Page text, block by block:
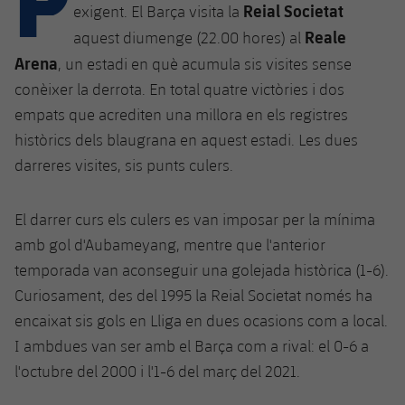
plusicon
més
Instal·lacions
Spotify Camp Nou
Estadi Johan Cruyff
Barça Cafe
Ciutat Esportiva
plusicon
més
Serveis
plusicon
més
SUB13
SUB12
SUB11 A
SUB11 B
SUB10 A
SUB10 B
SUB9 A
SUB9 B
SUB13 B
SUB12 C
SUB11 C
Entrades
Gameday Shows
Resultats
Jugadors
Fotos
Història
Palmarès
Base
Junior
Cadet A
Infantil B
Mini
Campus Estiu
PLUSICON
MÉS
plusicon
més
Actualitat
Entrades
Resultats
Classificació
Jugadors
Barça Atlètic
plusicon
més
Calendari
Resultats
Jugadors
plusicon
Actualitat
Juvenil
Cadet A
PLUSICON
MÉS
Primer equip
Actualitat
Barça Atlètic
exigent. El Barça visita la Reial Societat
aquest diumenge (22.00 hores) al Reale
Arena, un estadi en què acumula sis visites sense
conèixer la derrota. En total quatre victòries i dos
empats que acrediten una millora en els registres
històrics dels blaugrana en aquest estadi. Les dues
darreres visites, sis punts culers.
El darrer curs els culers es van imposar per la mínima
amb gol d'Aubameyang, mentre que l'anterior
temporada van aconseguir una golejada històrica (1-6).
Curiosament, des del 1995 la Reial Societat només ha
encaixat sis gols en Lliga en dues ocasions com a local.
I ambdues van ser amb el Barça com a rival: el 0-6 a
l'octubre del 2000 i l'1-6 del març del 2021.